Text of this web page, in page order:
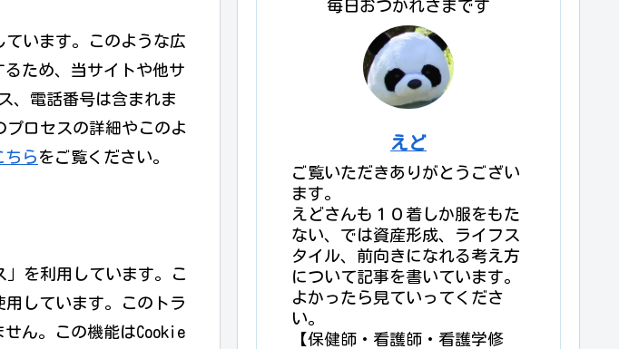
います。このような広
ため、当サイトや他サ
、電話番号は含まれま
ロセスの詳細やこのよ
ちら をご覧ください。
」を利用しています。こ
しています。このトラ
ん。この機能はCookie
毎日おつかれさまです
えど
ご覧いただきありがとうござい
ます。
えどさんも１０着しか服をもた
ない、では資産形成、ライフス
タイル、前向きになれる考え方
について記事を書いています。
よかったら見ていってくださ
い。
【保健師・看護師・看護学修